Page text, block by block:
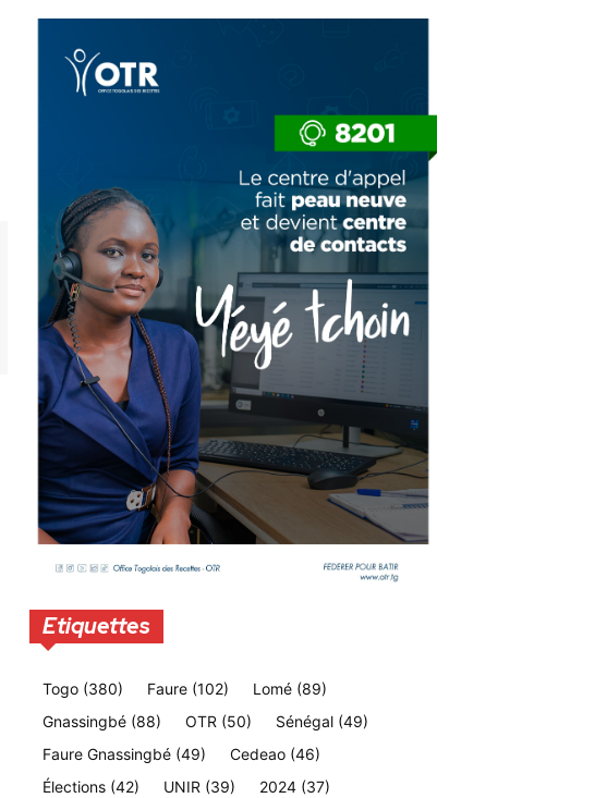
Etiquettes
Togo (380) Faure (102) Lomé (89)
Gnassingbé (88) OTR (50) Sénégal (49)
Faure Gnassingbé (49) Cedeao (46)
Élections (42) UNIR (39) 2024 (37)